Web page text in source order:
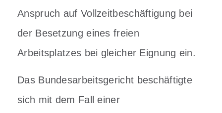
Anspruch auf Vollzeitbeschäftigung bei
der Besetzung eines freien
Arbeitsplatzes bei gleicher Eignung ein.
Das Bundesarbeitsgericht beschäftigte
sich mit dem Fall einer